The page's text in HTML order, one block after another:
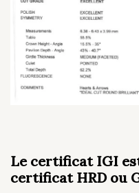
Le certificat IGI
certificat HRD ou